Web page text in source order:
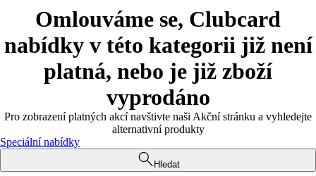
Omlouváme se, Clubcard
nabídky v této kategorii již není
platná, nebo je již zboží
vyprodáno
Pro zobrazení platných akcí navštivte naši Akční stránku a vyhledejte
alternativní produkty
Speciální nabídky
Hledat